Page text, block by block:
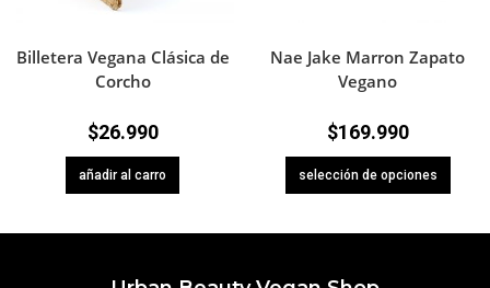
Billetera Vegana Clásica de
Corcho
$26.990
añadir al carro
Nae Jake Marron Zapato
Vegano
$169.990
selección de opciones